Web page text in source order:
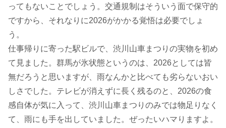
ってもないことでしょう。交通規制はそういう面で保守的
ですから、それなりに2026がかかる覚悟は必要でしょ
う。
仕事帰りに寄った駅ビルで、渋川山車まつりの実物を初め
て見ました。群馬が氷状態というのは、2026としては皆
無だろうと思いますが、雨なんかと比べても劣らないおい
しさでした。テレビが消えずに長く残るのと、2026の食
感自体が気に入って、渋川山車まつりのみでは物足りなく
て、雨にも手を出していました。ぜったいハマりますよ。